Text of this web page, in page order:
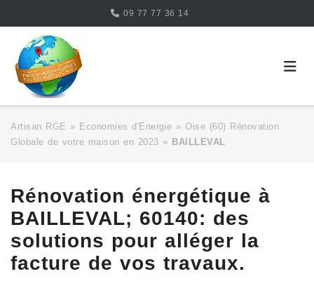
content
09 77 77 36 14
Artisan RGE » Economies d'Energie » Oise (60) Rénovation
Globale de votre maison en 2023 » BAILLEVAL
Rénovation énergétique à
BAILLEVAL; 60140: des
solutions pour alléger la
facture de vos travaux.